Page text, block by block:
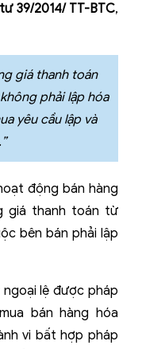
39/2014/ TT-BTC,
giá thanh toán
phải lập hóa
yêu cầu lập và
động bán hàng
giá thanh toán từ
bên bán phải lập
lệ được pháp
bán hàng hóa
vi bất hợp pháp